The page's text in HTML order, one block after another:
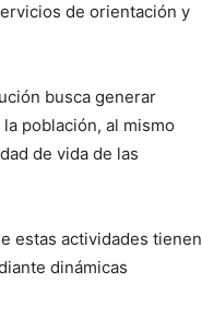
de orientación y
busca generar
población, al mismo
de vida de las
estas actividades tienen
dinámicas